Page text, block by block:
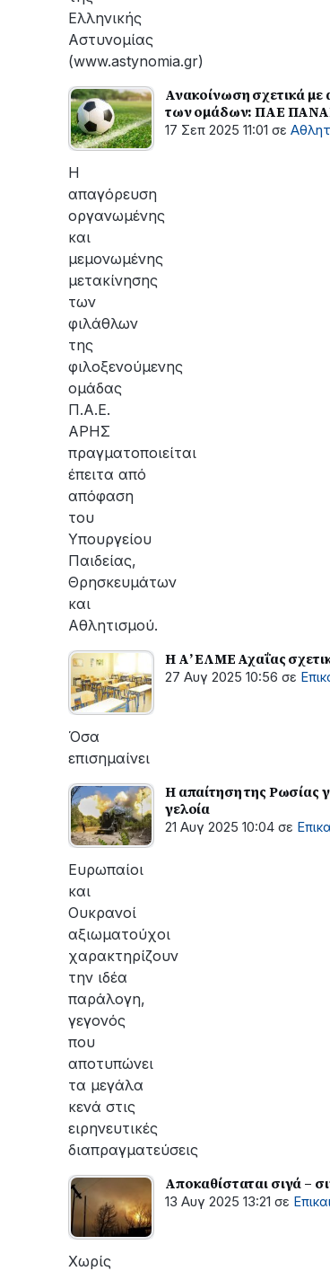
Ελληνικής
Αστυνομίας
(www.astynomia.gr)
Ανακοίνωση σχετικά
των ομάδων: ΠΑΕ
17 Σεπ 2025 11:01 σε
Η
απαγόρευση
οργανωμένης
και
μεμονωμένης
μετακίνησης
των
φιλάθλων
της
φιλοξενούμενης
ομάδας
Π.Α.Ε.
ΑΡΗΣ
πραγματοποιείται
έπειτα από
απόφαση
του
Υπουργείου
Παιδείας,
Θρησκευμάτων
και
Αθλητισμού.
Η Α’ ΕΛΜΕ Αχαΐας
27 Αυγ 2025 10:56 σε
Όσα
επισημαίνει
Η απαίτηση της Ρωσίας
γελοία
21 Αυγ 2025 10:04 σε
Ευρωπαίοι
και
Ουκρανοί
αξιωματούχοι
χαρακτηρίζουν
την ιδέα
παράλογη,
γεγονός
που
αποτυπώνει
τα μεγάλα
κενά στις
ειρηνευτικές
διαπραγματεύσεις
Αποκαθίσταται σιγά –
13 Αυγ 2025 13:21 σε
Χωρίς